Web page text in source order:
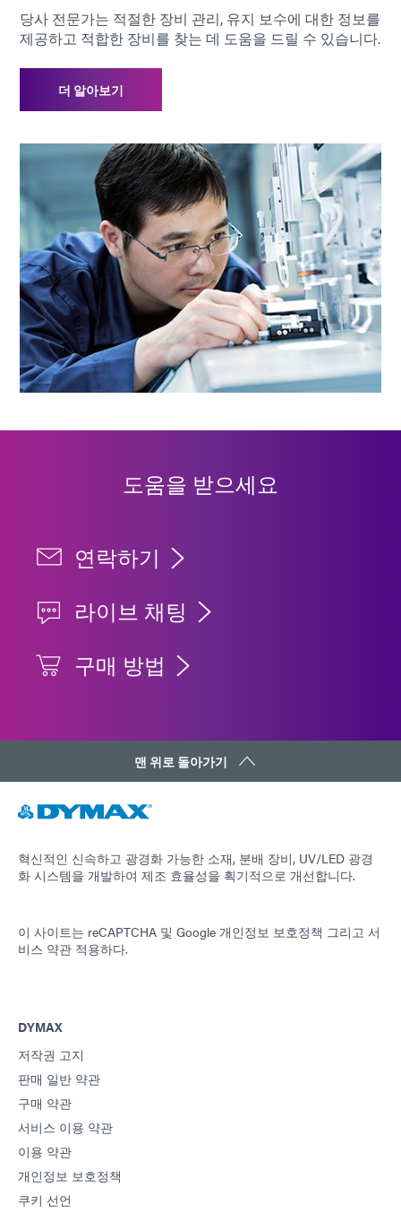
당사 전문가는 적절한 장비 관리, 유지 보수에 대한 정보를
제공하고 적합한 장비를 찾는 데 도움을 드릴 수 있습니다.
더 알아보기
도움을 받으세요
연락하기
라이브 채팅
구매 방법
맨 위로 돌아가기
혁신적인 신속하고 광경화 가능한 소재, 분배 장비, UV/LED 광경
화 시스템을 개발하여 제조 효율성을 획기적으로 개선합니다.
이 사이트는 reCAPTCHA 및 Google 개인정보 보호정책 그리고 서
비스 약관 적용하다.
DYMAX
저작권 고지
판매 일반 약관
구매 약관
서비스 이용 약관
이용 약관
개인정보 보호정책
쿠키 선언